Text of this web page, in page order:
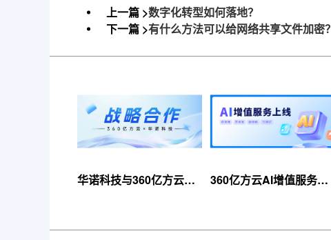
上一篇 >数字化转型如何落地？
下一篇 >有什么方法可以给网络共享文件加密？
华诺科技与360亿方云达
360亿方云AI增值服务上